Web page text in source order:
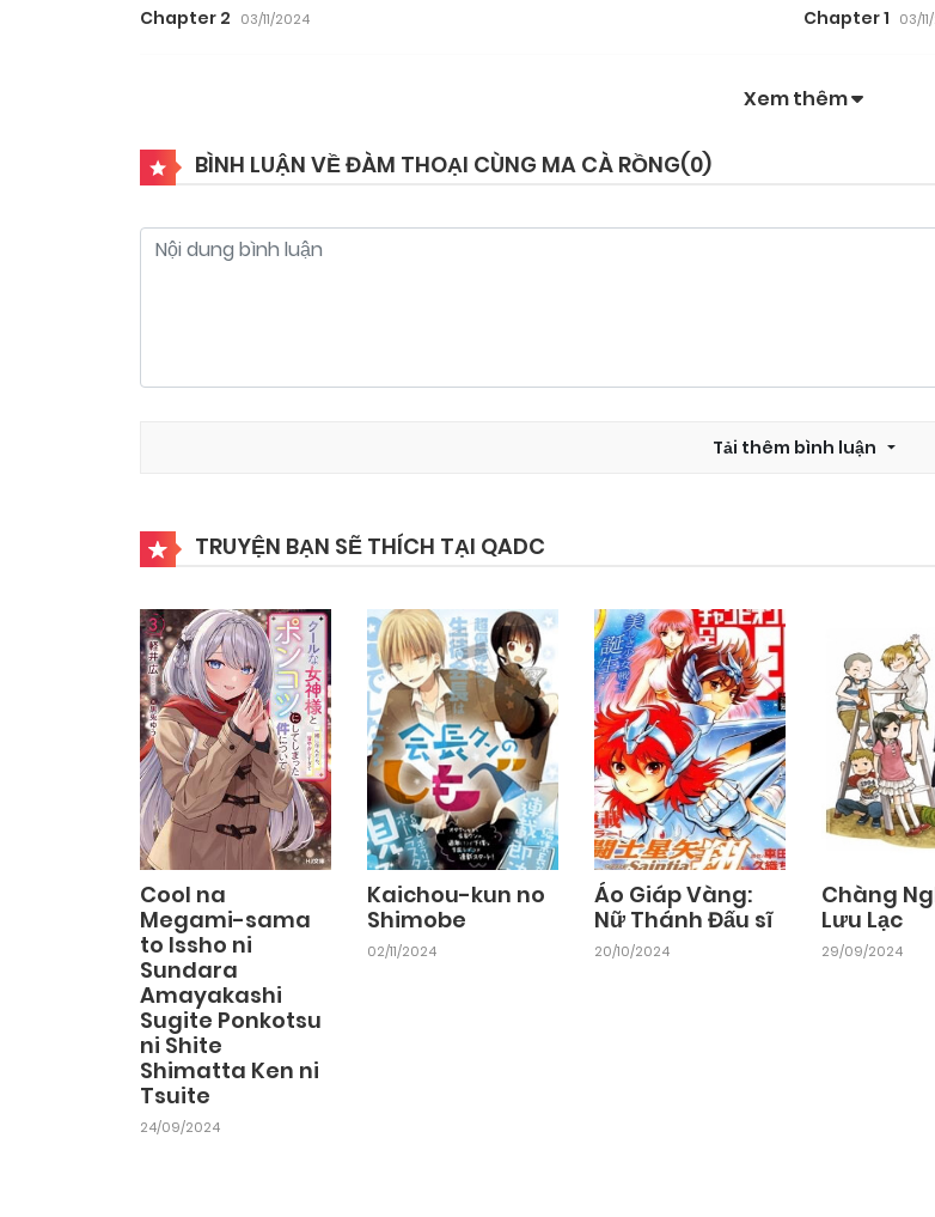
Chapter 2 03/11/2024 Chapter 1 03/
Xem thêm
BÌNH LUẬN VỀ ĐÀM THOẠI CÙNG MA CÀ RỒNG(0)
Tải thêm bình luận
TRUYỆN BẠN SẼ THÍCH TẠI QADC
Cool na
Megami-sama
to Issho ni
Sundara
Amayakashi
Sugite Ponkotsu
ni Shite
Shimatta Ken ni
Tsuite
24/09/2024
Kaichou-kun no
Shimobe
02/11/2024
Áo Giáp Vàng:
Nữ Thánh Đấu sĩ
20/10/2024
Chàng
Lưu Lạc
29/09/2024